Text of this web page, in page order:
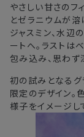
沖縄県・離島
※以下に該当す
います。
・交通状況や
・ラッピング
・ご注文内容
・複数製品購
やさしい甘さのフ
とゼラニウムが溶
ジャスミン、水辺
ートへ。ラストは
包み込み、思わず
初の試みとなるグ
限定のデザイン。
様子をイメージし